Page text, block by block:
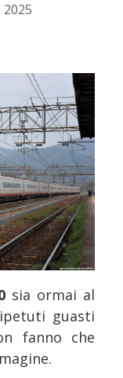
2025
sia ormai al
guasti
fanno che